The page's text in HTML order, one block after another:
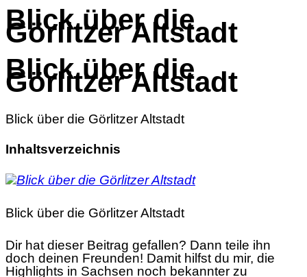
Blick über die
Görlitzer Altstadt
Blick über die
Görlitzer Altstadt
Blick über die Görlitzer Altstadt
Inhaltsverzeichnis
Blick über die Görlitzer Altstadt
Dir hat dieser Beitrag gefallen? Dann teile ihn
doch deinen Freunden! Damit hilfst du mir, die
Highlights in Sachsen noch bekannter zu